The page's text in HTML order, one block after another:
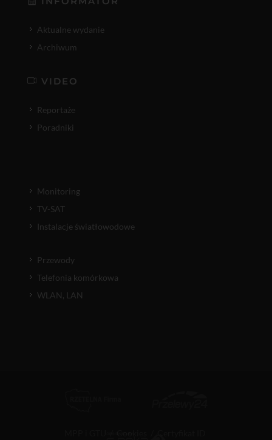
Aktualne wydanie
Archiwum
VIDEO
Reportaże
Poradniki
Monitoring
TV-SAT
Instalacje światłowodowe
Przewody
Telefonia komórkowa
WLAN, LAN